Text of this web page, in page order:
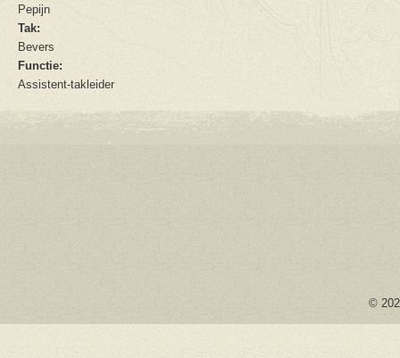
Pepijn
Tak:
Bevers
Functie:
Assistent-takleider
©